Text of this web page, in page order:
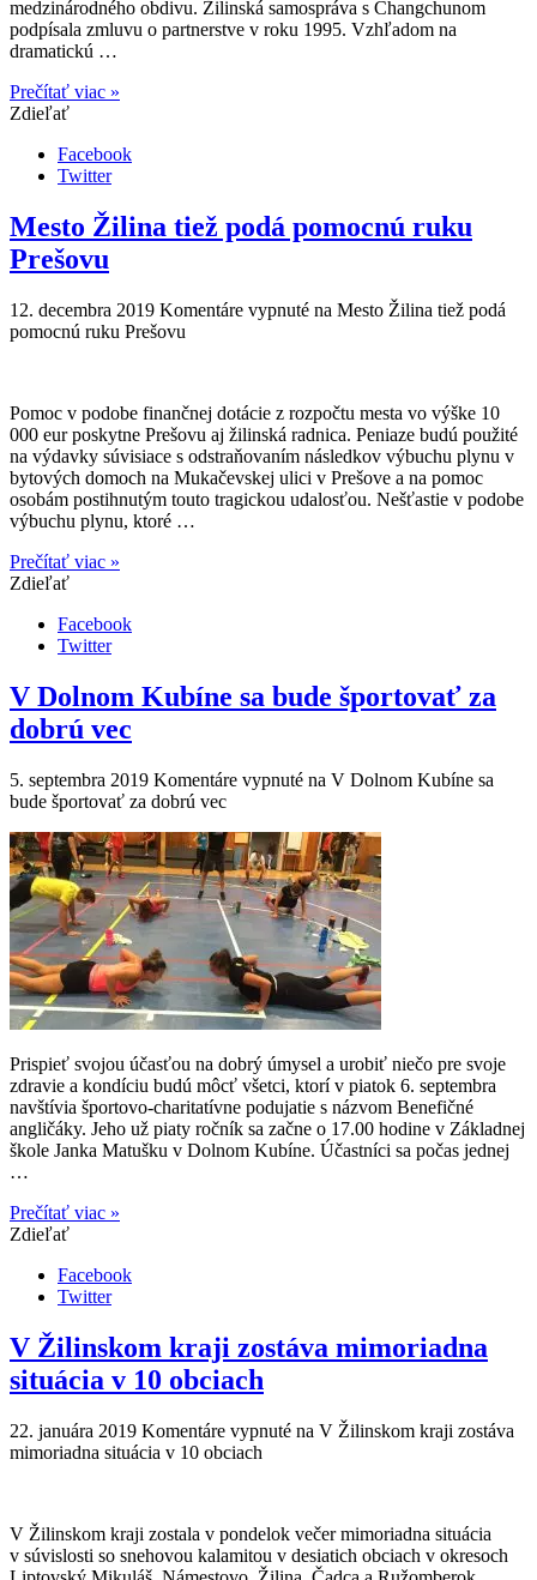
medzinárodného obdivu. Žilinská samospráva s Changchunom
podpísala zmluvu o partnerstve v roku 1995. Vzhľadom na
dramatickú …
Prečítať viac »
Zdieľať
Facebook
Twitter
Mesto Žilina tiež podá pomocnú ruku
Prešovu
12. decembra 2019 Komentáre vypnuté na Mesto Žilina tiež podá
pomocnú ruku Prešovu
Pomoc v podobe finančnej dotácie z rozpočtu mesta vo výške 10
000 eur poskytne Prešovu aj žilinská radnica. Peniaze budú použité
na výdavky súvisiace s odstraňovaním následkov výbuchu plynu v
bytových domoch na Mukačevskej ulici v Prešove a na pomoc
osobám postihnutým touto tragickou udalosťou. Nešťastie v podobe
výbuchu plynu, ktoré …
Prečítať viac »
Zdieľať
Facebook
Twitter
V Dolnom Kubíne sa bude športovať za
dobrú vec
5. septembra 2019 Komentáre vypnuté na V Dolnom Kubíne sa
bude športovať za dobrú vec
Prispieť svojou účasťou na dobrý úmysel a urobiť niečo pre svoje
zdravie a kondíciu budú môcť všetci, ktorí v piatok 6. septembra
navštívia športovo-charitatívne podujatie s názvom Benefičné
angličáky. Jeho už piaty ročník sa začne o 17.00 hodine v Základnej
škole Janka Matušku v Dolnom Kubíne. Účastníci sa počas jednej
…
Prečítať viac »
Zdieľať
Facebook
Twitter
V Žilinskom kraji zostáva mimoriadna
situácia v 10 obciach
22. januára 2019 Komentáre vypnuté na V Žilinskom kraji zostáva
mimoriadna situácia v 10 obciach
V Žilinskom kraji zostala v pondelok večer mimoriadna situácia
v súvislosti so snehovou kalamitou v desiatich obciach v okresoch